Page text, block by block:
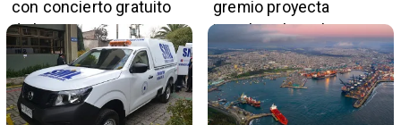
con concierto gratuito
de la Orquesta Marga
Marga
gremio proyecta
impulso al empleo y
comercio local